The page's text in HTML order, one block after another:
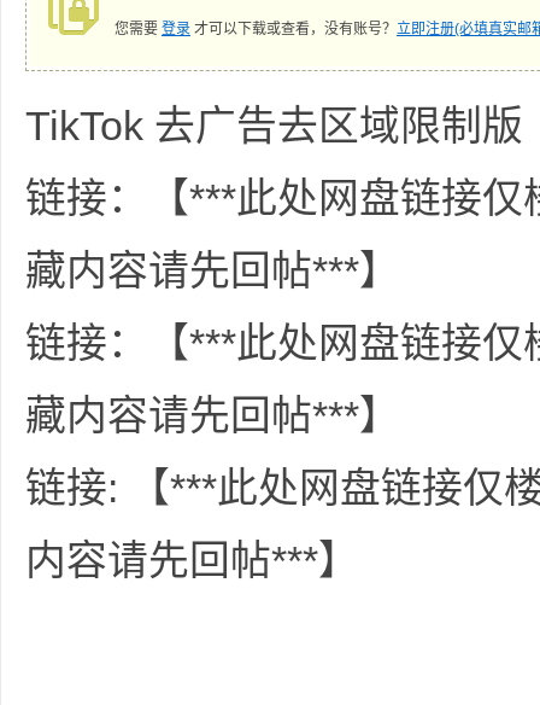
您需要 登录 才可以下载或查看，没有账号？ 立即注册(必填真实邮
TikTok 去广告去区域限制版
链接：【***此处网盘链接
藏内容请先回帖***】
链接：【***此处网盘链接
藏内容请先回帖***】
链接: 【***此处网盘链接仅
内容请先回帖***】